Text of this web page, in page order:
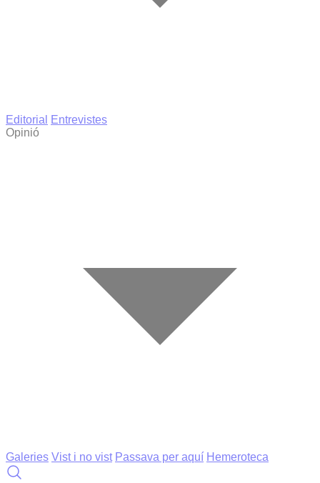
Editorial
Entrevistes
Opinió
Galeries Vist i no vist Passava per aquí Hemeroteca